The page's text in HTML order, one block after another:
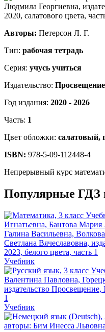
Авторы: Петерсон Л. Г.
Тип: рабочая тетрадь
Серия: учусь учиться
Издательство: Просвещение
Год издания: 2020 - 2026
Часть: 1
Цвет обложки: салатовый,
ISBN: 978-5-09-112448-4
Непрерывный курс
Популярные ГДЗ
Учебник
Учебник